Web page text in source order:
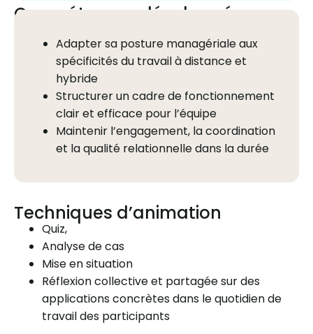
Compétences développées
Adapter sa posture managériale aux
spécificités du travail à distance et
hybride
Structurer un cadre de fonctionnement
clair et efficace pour l’équipe
Maintenir l’engagement, la coordination
et la qualité relationnelle dans la durée
Techniques d’animation
Quiz,
Analyse de cas
Mise en situation
Réflexion collective et partagée sur des
applications concrètes dans le quotidien de
travail des participants